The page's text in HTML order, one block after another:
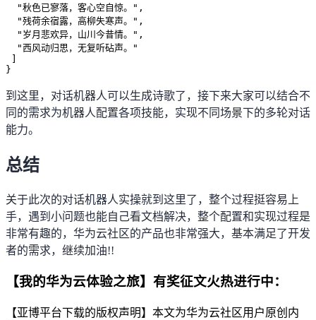
  "秋色已寥落，客心空自惊。",
  "残荷余宿露，高柳失寒声。",
  "岁月悲欢异，山川今昔情。",
  "西风动归思，无复听砧声。"
}
到这里，对话机器人可以生成诗歌了，接下来大家可以结合不
同的需求为机器人配置各项技能，实现不同场景下的多轮对话
能力。
总结
关于此次的对话机器人实操就到这里了，整个过程挺容易上
手，遇到小问题也能自己看文档解决，整个配置和实现过程是
非常有趣的，华为云社区的产品也非常强大，基本满足了开发
者的需求，继续加油!!
【我的华为云体验之旅】有奖征文火热进行中：
【亚博平台下载的版权声明】本文为华为云社区用户原创内